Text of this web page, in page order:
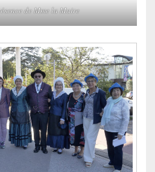
de Mme la Maire